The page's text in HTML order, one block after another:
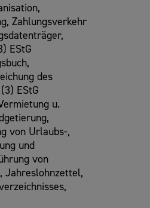
Zahlungsverkehr
EStG
des
EStG
u.
von Urlaubs-,
und
von
Jahreslohnzettel,